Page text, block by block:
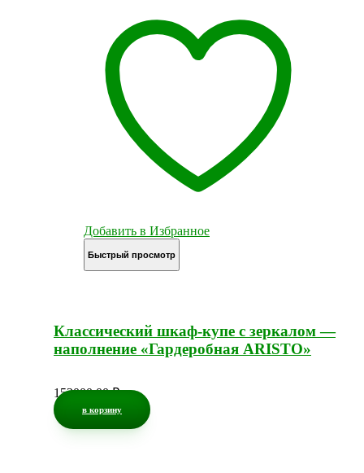
Добавить в Избранное
Быстрый просмотр
Классический шкаф-купе с зеркалом —
наполнение «Гардеробная ARISTO»
153000,00₽
в корзину